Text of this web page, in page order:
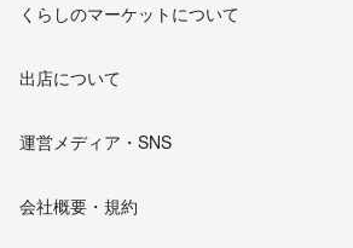
くらしのマーケットについて
出店について
運営メディア・SNS
会社概要・規約